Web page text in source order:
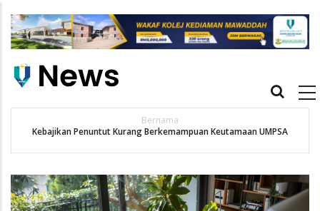
main
Main
Bernama
Kebajikan Penuntut Kurang Berkemampuan Keutamaan UMPSA